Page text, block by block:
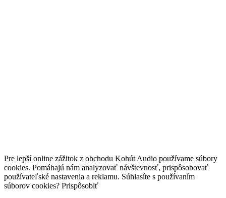
Pre lepší online zážitok z obchodu Kohút Audio používame súbory
cookies. Pomáhajú nám analyzovať návštevnosť, prispôsobovať
používateľské nastavenia a reklamu. Súhlasíte s používaním
súborov cookies? Prispôsobiť